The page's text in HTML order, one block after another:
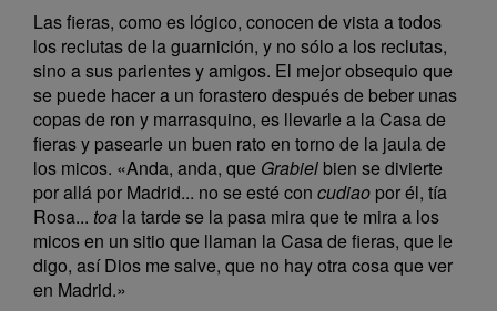
Las fieras, como es lógico, conocen de vista a todos
los reclutas de la guarnición, y no sólo a los reclutas,
sino a sus parientes y amigos. El mejor obsequio que
se puede hacer a un forastero después de beber unas
copas de ron y marrasquino, es llevarle a la Casa de
fieras y pasearle un buen rato en torno de la jaula de
los micos. «Anda, anda, que Grabiel bien se divierte
por allá por Madrid... no se esté con cudiao por él, tía
Rosa... toa la tarde se la pasa mira que te mira a los
micos en un sitio que llaman la Casa de fieras, que le
digo, así Dios me salve, que no hay otra cosa que ver
en Madrid.»